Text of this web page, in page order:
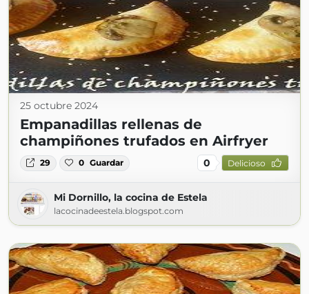
25 octubre 2024
Empanadillas rellenas de
champiñones trufados en Airfryer
29 0 Guardar 0 Delicioso
Mi Dornillo, la cocina de Estela
lacocinadeestela.blogspot.com